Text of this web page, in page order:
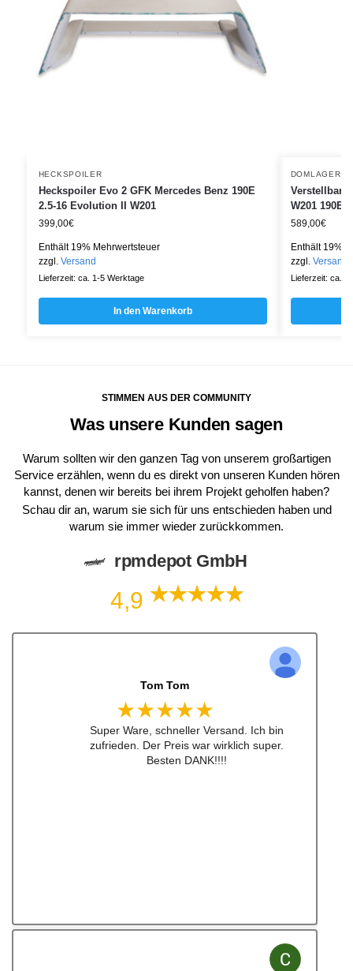
HECKSPOILER
Heckspoiler Evo 2 GFK Mercedes Benz 190E
2.5-16 Evolution II W201
399,00€
Enthält 19% Mehrwertsteuer
zzgl. Versand
Lieferzeit: ca. 1-5 Werktage
In den Warenkorb
DOMLAGER
Verstellbare
W201 190E
589,00€
Enthält 19%
zzgl. Versand
Lieferzeit: ca.
STIMMEN AUS DER COMMUNITY
Was unsere Kunden sagen
Warum sollten wir den ganzen Tag von unserem großartigen
Service erzählen, wenn du es direkt von unseren Kunden hören
kannst, denen wir bereits bei ihrem Projekt geholfen haben?
Schau dir an, warum sie sich für uns entschieden haben und
warum sie immer wieder zurückkommen.
rpmdepot GmbH
4,9
Tom Tom
★★★★★
Super Ware, schneller Versand. Ich bin
zufrieden. Der Preis war wirklich super.
Besten DANK!!!!